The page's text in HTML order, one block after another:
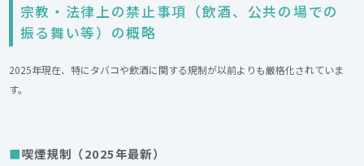
宗教・法律上の禁止事項（飲酒、公共の場での
振る舞い等）の概略
2025年現在、特にタバコや飲酒に関する規制が以前よりも厳格化されていま
す。
喫煙規制（2025年最新）